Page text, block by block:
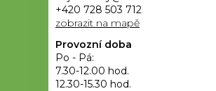
+420 728 503 712
zobrazit na mapě
Provozní doba
Po - Pá:
7.30-12.00 hod.
12.30-15.30 hod.